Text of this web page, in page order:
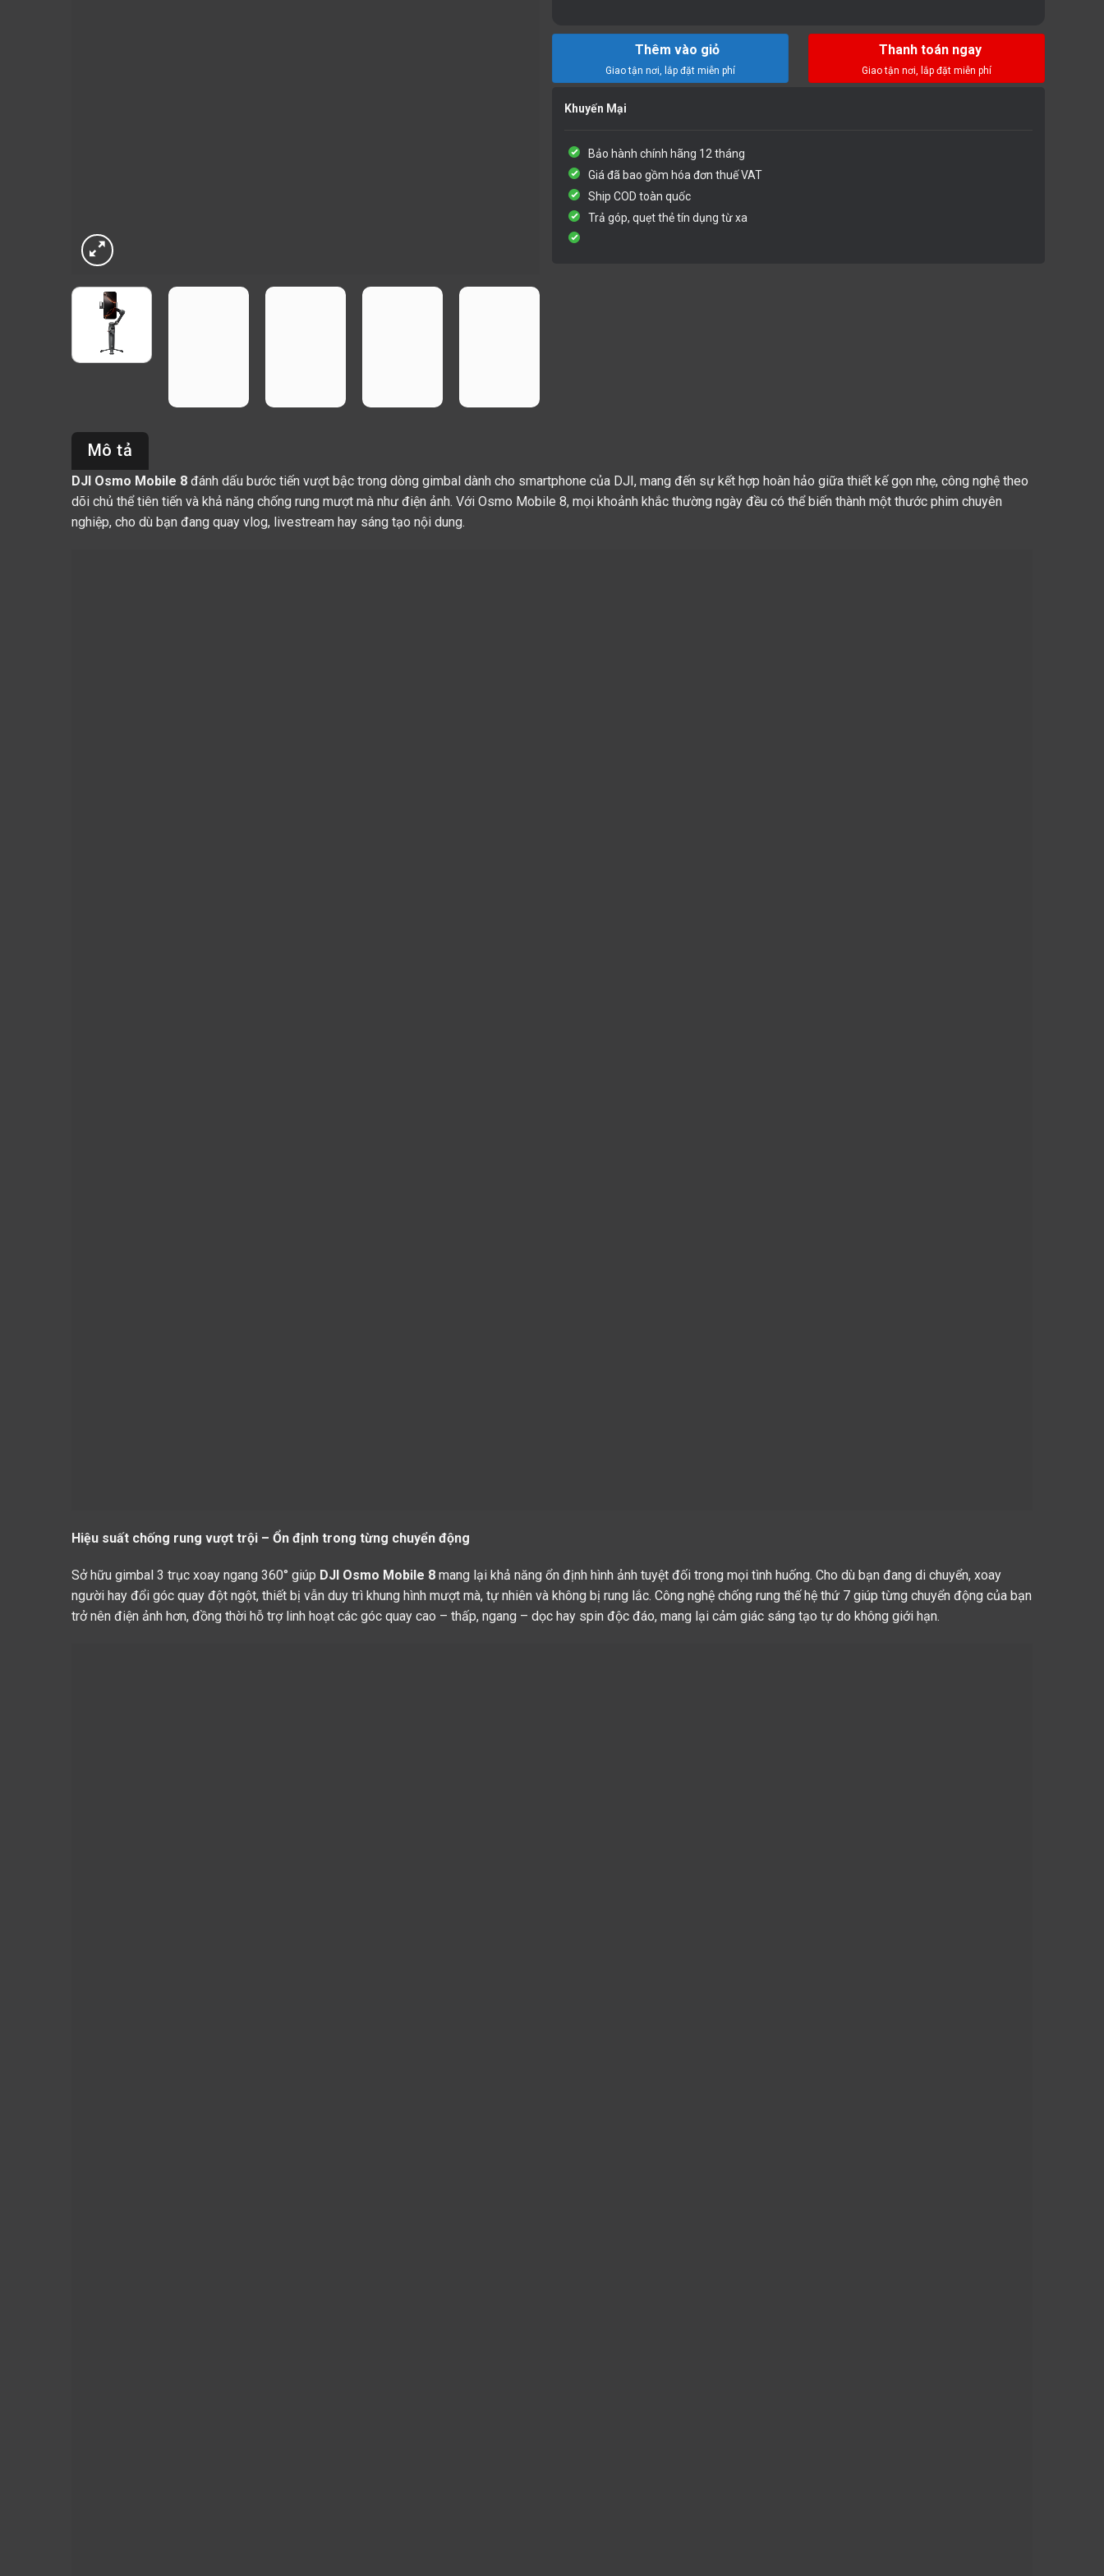
Thêm vào giỏ Thanh toán ngay
Khuyến Mại
Bảo hành chính hãng 12 tháng
Giá đã bao gồm hóa đơn thuế VAT
Ship COD toàn quốc
Trả góp, quẹt thẻ tín dụng từ xa
Mô tả
DJI Osmo Mobile 8 đánh dấu bước tiến vượt bậc trong dòng gimbal dành cho smartphone của DJI, mang đến sự kết hợp hoàn hảo giữa thiết kế gọn nhẹ, công nghệ theo
dõi chủ thể tiên tiến và khả năng chống rung mượt mà như điện ảnh. Với Osmo Mobile 8, mọi khoảnh khắc thường ngày đều có thể biến thành một thước phim chuyên
nghiệp, cho dù bạn đang quay vlog, livestream hay sáng tạo nội dung.
Hiệu suất chống rung vượt trội – Ổn định trong từng chuyển động
Sở hữu gimbal 3 trục xoay ngang 360° giúp DJI Osmo Mobile 8 mang lại khả năng ổn định hình ảnh tuyệt đối trong mọi tình huống. Cho dù bạn đang di chuyển, xoay
người hay đổi góc quay đột ngột, thiết bị vẫn duy trì khung hình mượt mà, tự nhiên và không bị rung lắc. Công nghệ chống rung thế hệ thứ 7 giúp từng chuyển động của bạn
trở nên điện ảnh hơn, đồng thời hỗ trợ linh hoạt các góc quay cao – thấp, ngang – dọc hay spin độc đáo, mang lại cảm giác sáng tạo tự do không giới hạn.